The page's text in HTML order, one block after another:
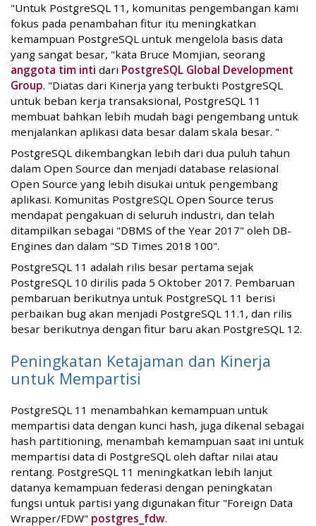
"Untuk PostgreSQL 11, komunitas pengembangan kami
fokus pada penambahan fitur itu meningkatkan
kemampuan PostgreSQL untuk mengelola basis data
yang sangat besar, "kata Bruce Momjian, seorang
anggota tim inti dari PostgreSQL Global Development
Group. "Diatas dari Kinerja yang terbukti PostgreSQL
untuk beban kerja transaksional, PostgreSQL 11
membuat bahkan lebih mudah bagi pengembang untuk
menjalankan aplikasi data besar dalam skala besar. "
PostgreSQL dikembangkan lebih dari dua puluh tahun
dalam Open Source dan menjadi database relasional
Open Source yang lebih disukai untuk pengembang
aplikasi. Komunitas PostgreSQL Open Source terus
mendapat pengakuan di seluruh industri, dan telah
ditampilkan sebagai "DBMS of the Year 2017" oleh DB-
Engines dan dalam "SD Times 2018 100".
PostgreSQL 11 adalah rilis besar pertama sejak
PostgreSQL 10 dirilis pada 5 Oktober 2017. Pembaruan
pembaruan berikutnya untuk PostgreSQL 11 berisi
perbaikan bug akan menjadi PostgreSQL 11.1, dan rilis
besar berikutnya dengan fitur baru akan PostgreSQL 12.
Peningkatan Ketajaman dan Kinerja
untuk Mempartisi
PostgreSQL 11 menambahkan kemampuan untuk
mempartisi data dengan kunci hash, juga dikenal sebagai
hash partitioning, menambah kemampuan saat ini untuk
mempartisi data di PostgreSQL oleh daftar nilai atau
rentang. PostgreSQL 11 meningkatkan lebih lanjut
datanya kemampuan federasi dengan peningkatan
fungsi untuk partisi yang digunakan fitur "Foreign Data
Wrapper/FDW" postgres_fdw.